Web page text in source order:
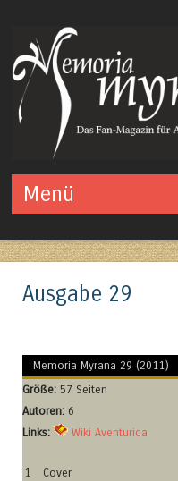
Menü
Ausgabe 29
Memoria Myrana 29 (2011)
Größe: 57 Seiten
Autoren: 6
Links:
Wiki Aventurica
1
Cover